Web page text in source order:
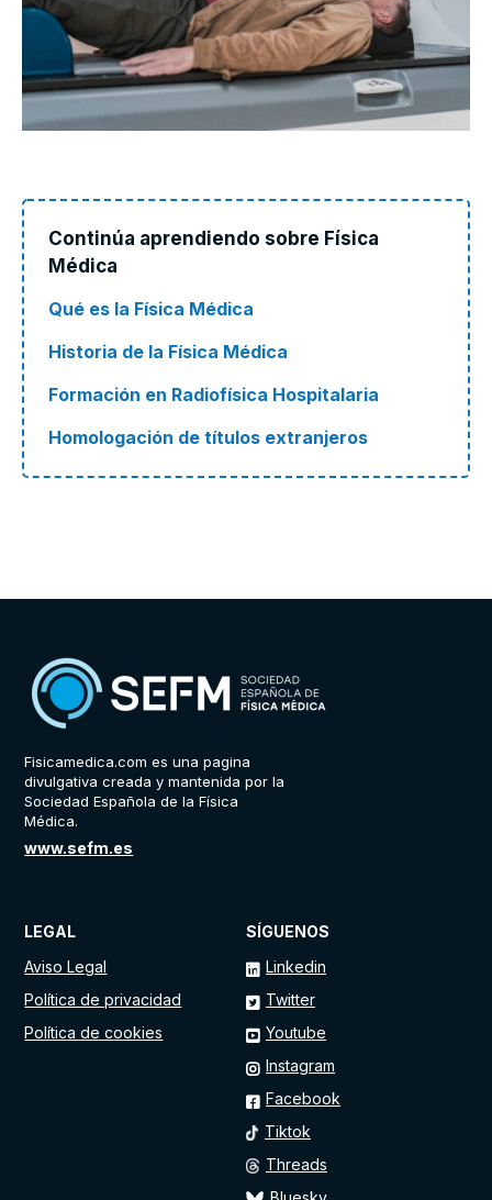
Continúa aprendiendo sobre Física
Médica
Qué es la Física Médica
Historia de la Física Médica
Formación en Radiofísica Hospitalaria
Homologación de títulos extranjeros
Fisicamedica.com es una pagina
divulgativa creada y mantenida por la
Sociedad Española de la Física
Médica.
www.sefm.es
SÍGUENOS
Linkedin
Twitter
Youtube
Instagram
Facebook
Tiktok
Threads
LEGAL
Aviso Legal
Política de privacidad
Política de cookies